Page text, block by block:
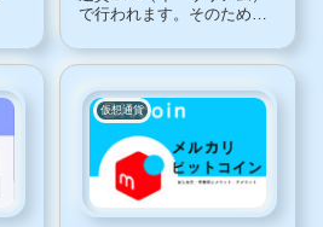
で行われます。そのため、
ム）を購入して、自分のウ
う事前準備が必要ですが、
自分の財布に送金するのに
ます。この金額、馬...
仮想通貨